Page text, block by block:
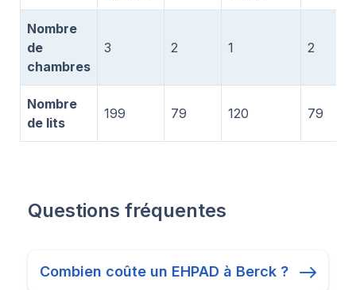
Nombre
de
chambres
3 2 1 2
Nombre
de lits
199 79 120 79
Questions fréquentes
Combien coûte un EHPAD à Berck ?